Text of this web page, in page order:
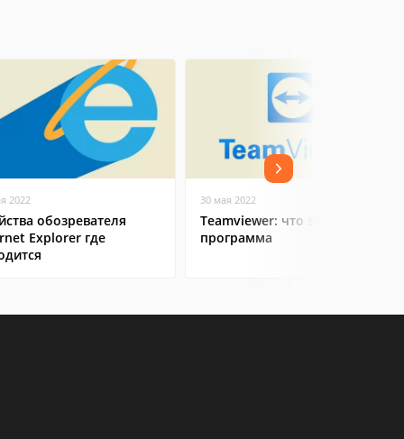
2022
обозревателя
Explorer где
30 мая 2022
Teamviewer: что это за
программа